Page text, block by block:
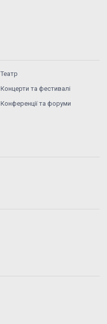
Театр
Концерти та фестивалі
Конференції та форуми